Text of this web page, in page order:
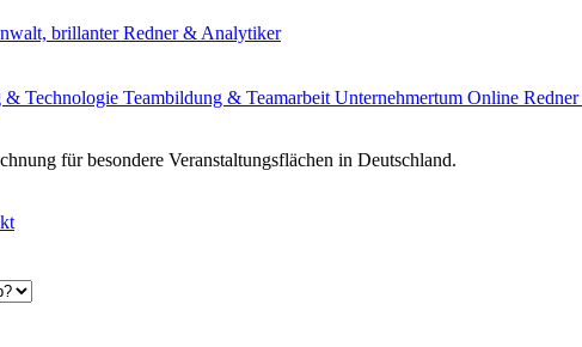
brillanter Redner & Analytiker
Technologie Teambildung & Teamarbeit Unternehmertum Online Redner
für besondere Veranstaltungsflächen in Deutschland.